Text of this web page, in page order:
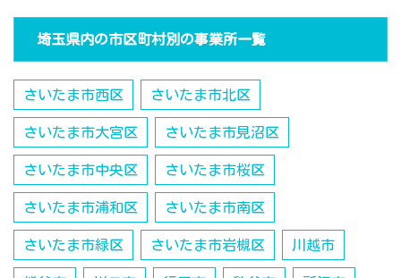
埼玉県内の市区町村別の事業所一覧
さいたま市西区 さいたま市北区
さいたま市大宮区 さいたま市見沼区
さいたま市中央区 さいたま市桜区
さいたま市浦和区 さいたま市南区
さいたま市緑区 さいたま市岩槻区 川越市